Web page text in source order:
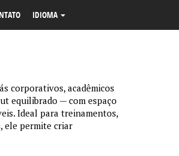
IDIOMA
corporativos, acadêmicos
equilibrado — com espaço
Ideal para treinamentos,
ele permite criar